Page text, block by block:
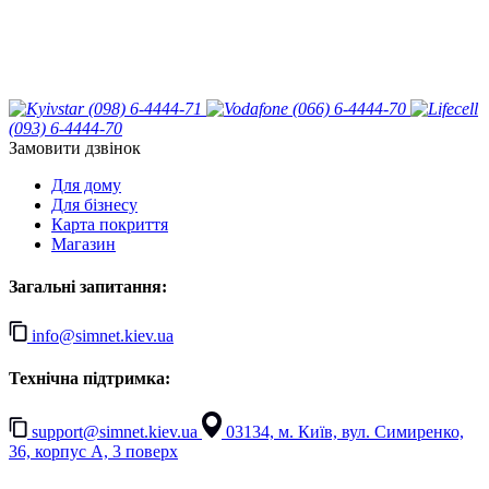
(098) 6-4444-71
(066) 6-4444-70
(093) 6-4444-70
Замовити дзвінок
Для дому
Для бізнесу
Карта покриття
Магазин
Загальні запитання:
info@simnet.kiev.ua
Технічна підтримка:
support@simnet.kiev.ua
03134, м. Київ, вул. Симиренко,
36, корпус А, 3 поверх